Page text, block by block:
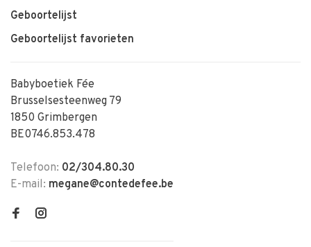
Geboortelijst
Geboortelijst favorieten
Babyboetiek Fée
Brusselsesteenweg 79
1850 Grimbergen
BE0746.853.478
Telefoon: 02/304.80.30
E-mail: megane@contedefee.be